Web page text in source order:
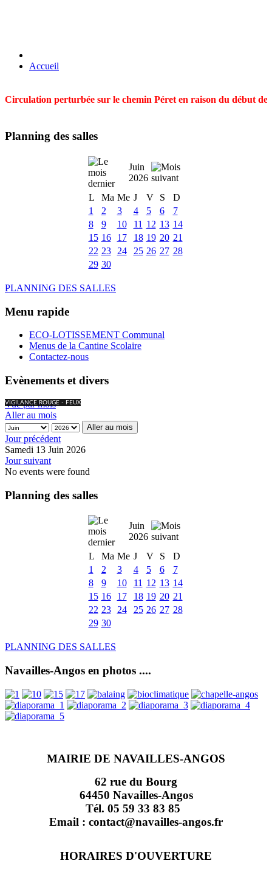
Accueil
Circulation perturbée sur le chemin Péret en raison du début
Planning des salles
Juin
2026
L
Ma Me J V S
D
1
2 3 4 5 6
7
8
9 10 11 12 13 14
15 16 17 18 19 20 21
22 23 24 25 26 27 28
29 30
PLANNING DES SALLES
Menu rapide
ECO-LOTISSEMENT Communal
Menus de la Cantine Scolaire
Contactez-nous
Evènements et divers
VIGILANCE ROUGE - FEUX
Vue par mois
Aller au mois
Aller au mois
Jour précédent
Samedi 13 Juin 2026
Jour suivant
No events were found
Planning des salles
Juin
2026
L
Ma Me J V S
D
1
2 3 4 5 6
7
8
9 10 11 12 13 14
15 16 17 18 19 20 21
22 23 24 25 26 27 28
29 30
PLANNING DES SALLES
Navailles-Angos en photos ....
MAIRIE DE NAVAILLES-ANGOS
62 rue du Bourg
64450 Navailles-Angos
Tél. 05 59 33 83 85
Email : contact@navailles-angos.fr
HORAIRES D'OUVERTURE